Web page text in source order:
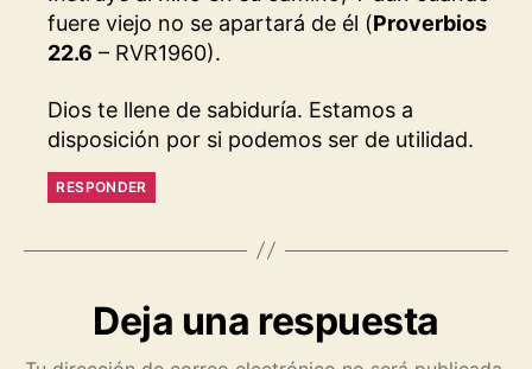
fuere viejo no se apartará de él (Proverbios
22.6 – RVR1960).
Dios te llene de sabiduría. Estamos a
disposición por si podemos ser de utilidad.
RESPONDER
Deja una respuesta